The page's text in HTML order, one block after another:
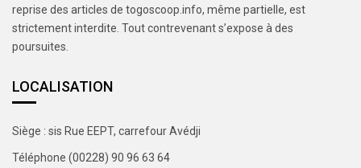
reprise des articles de togoscoop.info, même partielle, est
strictement interdite. Tout contrevenant s’expose à des
poursuites.
LOCALISATION
Siège : sis Rue EEPT, carrefour Avédji
Téléphone (00228) 90 96 63 64